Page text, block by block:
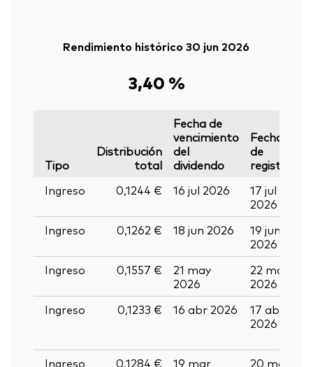
Volver
Rendimiento histórico 30 jun 2026
3,40 %
Tipo
Distribución
total
Fecha de
vencimiento
del
dividendo
Fecha
de
registro
Ingreso
0,1244 € 16 jul 2026
17 jul
2026
Ingreso
0,1262 € 18 jun 2026
19 jun
2026
Ingreso
0,1557 €
21 may
2026
22 may
2026
Ingreso
0,1233 € 16 abr 2026
17 abr
2026
Ingreso
0,1284 € 19 mar 20 mar